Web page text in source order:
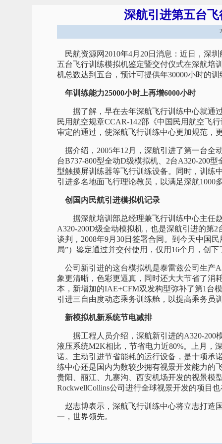
深航引进第五台
民航资源网2010年4月20日消息：近日，深圳
五台飞行训练模拟机鉴定暨交付仪式在深航培
机总数达到五台，预计可提供年30000小时的训
年训练能力25000小时上再增6000小时
据了解，早在去年深航飞行训练中心就通过
民用航空规章CCAR-142部《中国民用航空飞
审定的通过，使深航飞行训练中心更加规范，
据介绍，2005年12月，深航引进了第一台全
台B737-800型全动D级模拟机、2台A320-200
型触摸屏训练器等飞行训练设备。同时，训练
引进多名地面飞行理论教员，以满足深航1000
创国内民航引进模拟机记录
据深航培训部总经理兼飞行训练中心主任
A320-200D级全动模拟机，也是深航引进的第
谈判，2008年9月30日签署合同。到今天中国
局”）鉴定通过并交付使用，仅用16个月，创
公司新引进的这台模拟机是泰雷兹公司生产
象更清晰，色彩更逼真，同时还大大节省了消
本，新增加的IAE+CFM双发构型弥补了第1台
引进三自由度动态乘务训练舱，以提高乘务员
新模拟机新系统节电减排
据工程人员介绍，深航新引进的A320-200
液压系统M2K相比，节省电力近80%。上月，
诺。主动引进节省能耗的运行设备，是十项承
练中心还是国内为数较少拥有视景开发能力的
贵阳、丽江、九寨沟、西安机场开发的视景模
RockwellCollins公司进行全球视景开发的项目
赵志博表示，深航飞行训练中心将立志打造
一，世界领先。